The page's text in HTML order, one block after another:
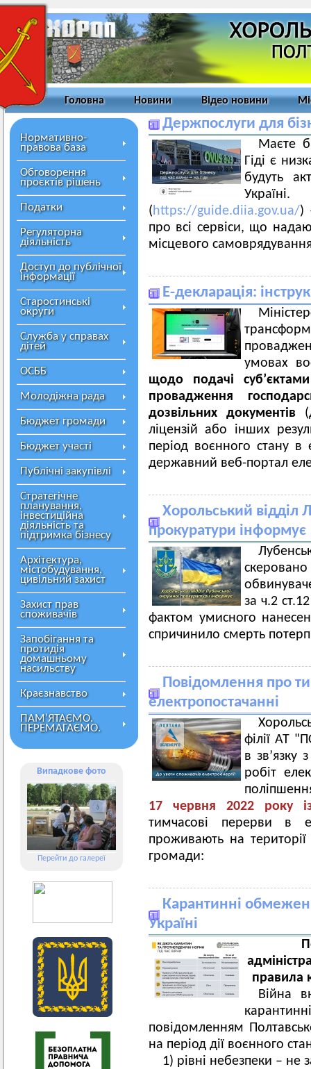
Головна Новини Відео новини
Нормативно-
правова база
Обговорення
проєктів рішень
Податки
Регуляторна
діяльність
Доступ до публічної
інформації
Старостинські
округи
Служба у справах
дітей
ОСББ
Молодіжна рада
Бюджет громади
Бюджет участі
Публічні закупівлі
Стратегічне
планування,
інвестиційна
діяльність та
підтримка бізнесу
Архітектура,
містобудування,
цивільний захист
Захист прав
споживачів
Запобігання та
протидія
домашньому
насильству
Краєзнавство
ПАМ’ЯТАЄМО.
ПЕРЕМАГАЄМО.
Випадкове фото
Перейти до галереї
Держпослуги для
Маєте
Гіді є
будуть
(https://guide.diia.gov.ua/)
про всі сервіси, що
місцевого
Е-декларація:
умовах
щодо подачі
провадження
дозвільних документів
ліцензій або інших
період воєнного стану
державний веб-портал
Хорольський відділ
прокуратури інформує
за ч.2
фактом умисного
спричинило смерть
Повідомлення про
електропостачанні
філії АТ
в зв’язку
робіт
17 червня 2022 року
тимчасові перерви в
проживають на території
громади:
Карантинні
Україні
правила
Війна
повідомленням
на період дії воєнного
1) рівні небезпеки – не